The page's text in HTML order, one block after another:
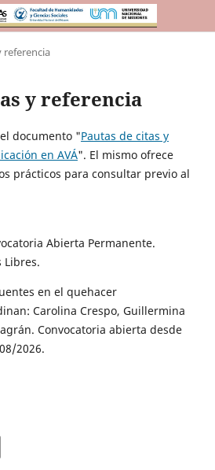
referencia
y referencia
documento "Pautas de citas y
en AVÁ". El mismo ofrece
prácticos para consultar previo al
Abierta Permanente.
Libres.
en el quehacer
Carolina Crespo, Guillermina
Convocatoria abierta desde
2026.